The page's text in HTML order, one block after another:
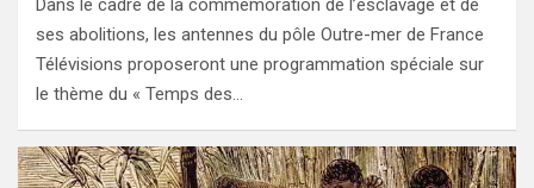
Dans le cadre de la commémoration de l’esclavage et de
ses abolitions, les antennes du pôle Outre-mer de France
Télévisions proposeront une programmation spéciale sur
le thème du « Temps des…